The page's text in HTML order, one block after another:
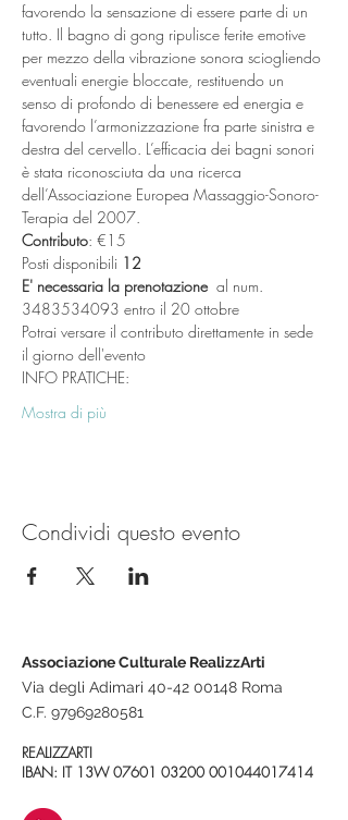
favorendo la sensazione di essere parte di un
tutto. Il bagno di gong ripulisce ferite emotive
per mezzo della vibrazione sonora sciogliendo
eventuali energie bloccate, restituendo un
senso di profondo di benessere ed energia e
favorendo l’armonizzazione fra parte sinistra e
destra del cervello. L’efficacia dei bagni sonori
è stata riconosciuta da una ricerca
dell’Associazione Europea Massaggio-Sonoro-
Terapia del 2007.
Contributo: €15
Posti disponibili 12
E' necessaria la prenotazione al num.
3483534093 entro il 20 ottobre
Potrai versare il contributo direttamente in sede
il giorno dell'evento
INFO PRATICHE:
Mostra di più
Condividi questo evento
Associazione Culturale RealizzArti
Via degli Adimari 40-42 00148 Roma
C.F. 97969280581
REALIZZARTI
IBAN: IT 13W07601 03200 001044017414